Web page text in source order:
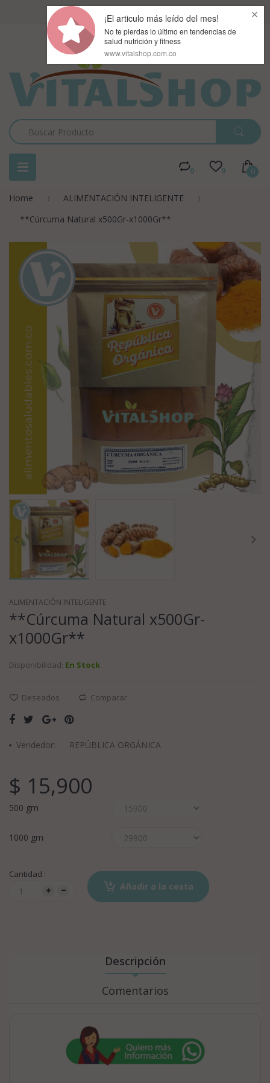
Registro Su pedido
0 0 0
Home
ALIMENTACIÓN INTELIGENTE
**Cúrcuma Natural x500Gr-x1000Gr**
ALIMENTACIÓN INTELIGENTE
**Cúrcuma Natural x500Gr-
x1000Gr**
Disponibilidad: En Stock
Deseados Comparar
Vendedor: REPÚBLICA ORGÁNICA
$ 15,900
500 gm
1000 gm
Cantidad :
Añadir a la cesta
Descripción
Comentarios